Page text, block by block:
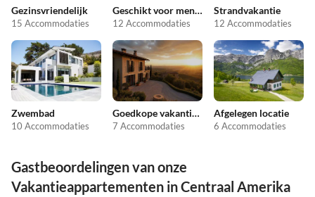
Gezinsvriendelijk
15 Accommodaties
Geschikt voor mensen met allergieën
12 Accommodaties
Strandvakantie
12 Accommodaties
Zwembad
10 Accommodaties
Goedkope vakantieappartementen
7 Accommodaties
Afgelegen locatie
6 Accommodaties
Gastbeoordelingen van onze
Vakantieappartementen in Centraal Amerika